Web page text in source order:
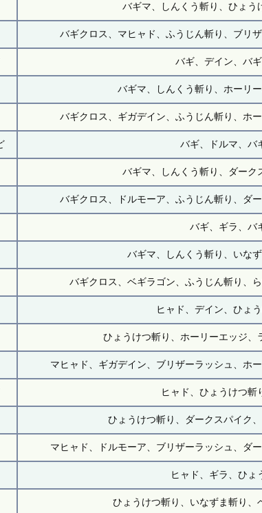
バギマ、しんくう斬り、ひょう
バギクロス、マヒャド、ふうじん斬り、ブリ
バギ、デイン、バ
バギマ、しんくう斬り、ホーリ
バギクロス、ギガデイン、ふうじん斬り、ホ
バギ、ドルマ、バ
バギマ、しんくう斬り、ダーク
バギクロス、ドルモーア、ふうじん斬り、ダ
バギ、ギラ、バ
バギマ、しんくう斬り、いな
バギクロス、ベギラゴン、ふうじん斬り、
ヒャド、デイン、ひょ
ひょうけつ斬り、ホーリーエッジ、
マヒャド、ギガデイン、ブリザーラッシュ、ホ
ヒャド、ひょうけつ斬
ひょうけつ斬り、ダークスパイク
マヒャド、ドルモーア、ブリザーラッシュ、ダ
ヒャド、ギラ、ひょ
ひょうけつ斬り、いなずま斬り、